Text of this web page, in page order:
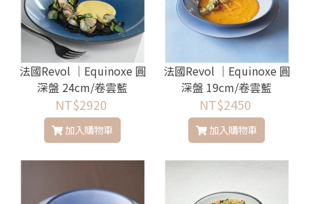
法國Revol │Equinoxe 圓
深盤 24cm/卷雲藍
NT$2920
加入購物車
法國Revol │Equinoxe 圓
深盤 19cm/卷雲藍
NT$2450
加入購物車